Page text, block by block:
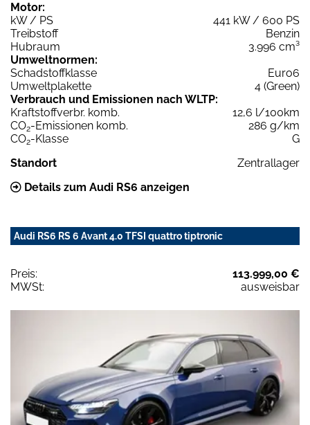
Motor:
kW / PS
441 kW / 600 PS
Treibstoff
Benzin
Hubraum
3.996 cm³
Umweltnormen:
Schadstoffklasse
Euro6
Umweltplakette
4 (Green)
Verbrauch und Emissionen nach WLTP:
Kraftstoffverbr. komb.
12,6 l/100km
CO2-Emissionen komb.
286 g/km
CO2-Klasse
G
Standort
Zentrallager
Details zum Audi RS6 anzeigen
Audi RS6 RS 6 Avant 4.0 TFSI quattro tiptronic
Preis:
113.999,00 €
MWSt:
ausweisbar